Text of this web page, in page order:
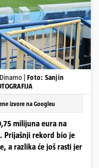
| Foto: Sanjin
izvore na Googleu
milijuna eura na
Prijašnji rekord bio je
a razlika će još rasti jer